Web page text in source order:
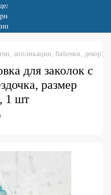
аппликации, бабочки, декор)
для заколок с
размер
1 шт